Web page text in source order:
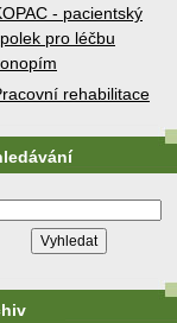
- pacientský
pro léčbu
rehabilitace